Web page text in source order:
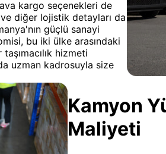
kargo seçenekleri de
diğer lojistik detayları da
güçlü sanayi
bu iki ülke arasındaki
hizmeti
uzman kadrosuyla size
Kamyon
Maliyeti